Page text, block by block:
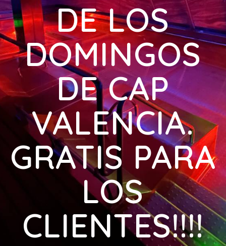
DE LOS
DOMINGOS
DE CAP
VALENCIA.
GRATIS PARA
LOS
CLIENTES!!!!